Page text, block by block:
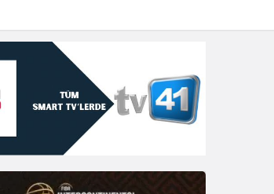
Gündüz Modu
Gündüz modunu seçin.
Gece modunu seçin.